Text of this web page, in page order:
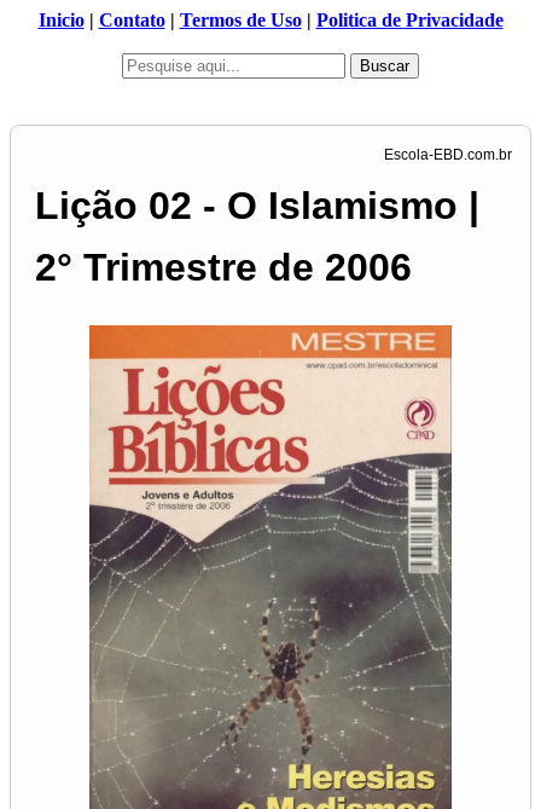
Inicio| Contato| Termos de Uso| Politica de Privacidade
Buscar
Lição 02 - O Islamismo |
2° Trimestre de 2006